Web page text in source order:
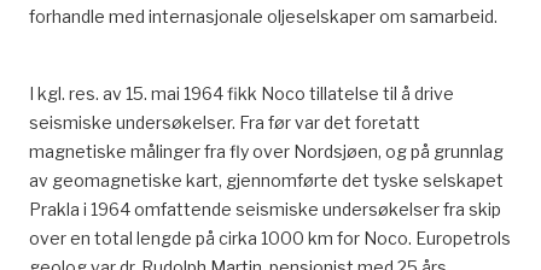
forhandle med internasjonale oljeselskaper om samarbeid.
I kgl. res. av 15. mai 1964 fikk Noco tillatelse til å drive
seismiske undersøkelser. Fra før var det foretatt
magnetiske målinger fra fly over Nordsjøen, og på grunnlag
av geomagnetiske kart, gjennomførte det tyske selskapet
Prakla i 1964 omfattende seismiske undersøkelser fra skip
over en total lengde på cirka 1000 km for Noco. Europetrols